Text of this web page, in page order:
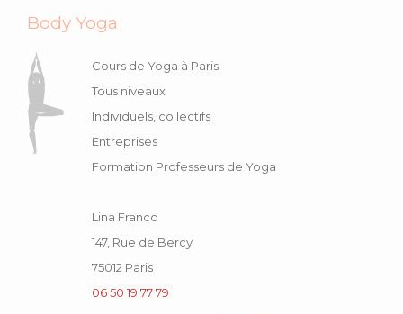
Body Yoga
Cours de Yoga à Paris
Tous niveaux
Individuels, collectifs
Entreprises
Formation Professeurs de Yoga
Lina Franco
147, Rue de Bercy
75012 Paris
06 50 19 77 79